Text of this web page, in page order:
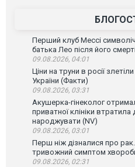
Перший клуб Мессі
батька Лео після його
09.08.2026, 04:01
Ціни на труни в росії
України (Факти)
09.08.2026, 03:31
Акушерка-гінеколог
приватної клініки
народжувати (NV)
09.08.2026, 03:01
Перш ніж дізналися про
тривожний симптом
09.08.2026, 02:31